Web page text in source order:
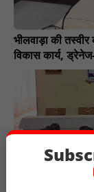
भीलवाड़ा की
विकास कार्य,